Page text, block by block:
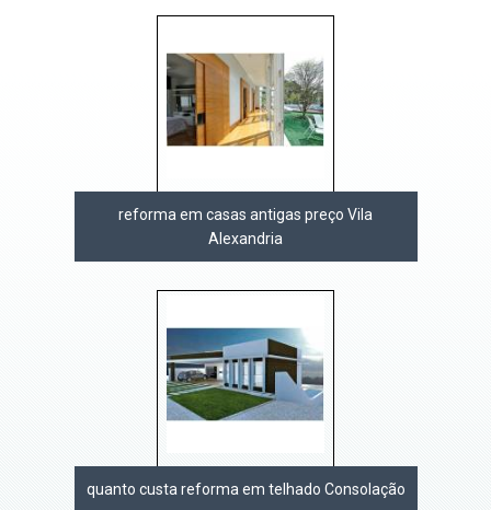
reforma em casas antigas preço Vila
Alexandria
quanto custa reforma em telhado Consolação